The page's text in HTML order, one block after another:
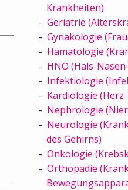
Krankheiten)
Geriatrie
Gynäkologie
Hämatologie
HNO (Hals-
Infektiologie
Kardiologie
Nephrologie
Neurologie
des Gehirns)
Onkologie
Orthopädie